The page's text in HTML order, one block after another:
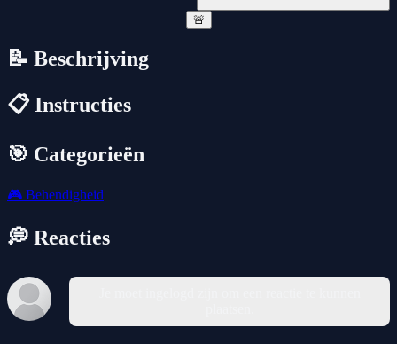
🚨
📝 Beschrijving
📋 Instructies
🎯 Categorieën
🎮 Behendigheid
💭 Reacties